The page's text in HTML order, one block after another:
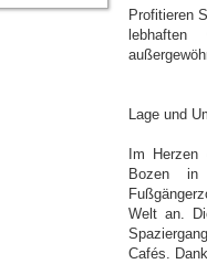
Profitieren
Lage und
Im Herzen
Bozen in
Welt an.
Cafés.